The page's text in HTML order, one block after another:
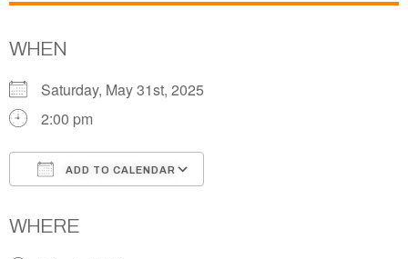
WHEN
Saturday, May 31st, 2025
2:00 pm
ADD TO CALENDAR
WHERE